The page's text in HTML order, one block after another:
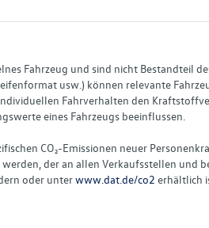
Fahrzeug und sind nicht Bestandteil
usw.) können relevante
Fahrverhalten den
eines Fahrzeugs beeinflussen.
CO₂-Emissionen neuer
der an allen Verkaufsstellen und
oder unterwww.dat.de/co2 erhältlich